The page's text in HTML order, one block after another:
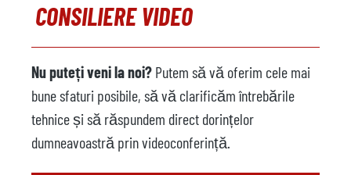
CONSILIERE VIDEO
Nu puteți veni la noi? Putem să vă oferim cele mai
bune sfaturi posibile, să vă clarificăm întrebările
tehnice și să răspundem direct dorințelor
dumneavoastră prin videoconferință.